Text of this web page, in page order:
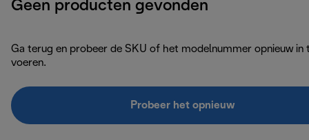
Geen producten gevonden
Ga terug en probeer de SKU of het modelnummer opnieuw in
voeren.
Probeer het opnieuw